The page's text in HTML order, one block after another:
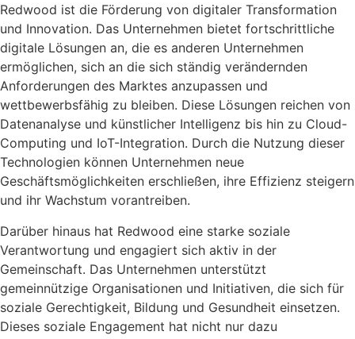
Redwood ist die Förderung von digitaler Transformation
und Innovation. Das Unternehmen bietet fortschrittliche
digitale Lösungen an, die es anderen Unternehmen
ermöglichen, sich an die sich ständig verändernden
Anforderungen des Marktes anzupassen und
wettbewerbsfähig zu bleiben. Diese Lösungen reichen von
Datenanalyse und künstlicher Intelligenz bis hin zu Cloud-
Computing und IoT-Integration. Durch die Nutzung dieser
Technologien können Unternehmen neue
Geschäftsmöglichkeiten erschließen, ihre Effizienz steigern
und ihr Wachstum vorantreiben.
Darüber hinaus hat Redwood eine starke soziale
Verantwortung und engagiert sich aktiv in der
Gemeinschaft. Das Unternehmen unterstützt
gemeinnützige Organisationen und Initiativen, die sich für
soziale Gerechtigkeit, Bildung und Gesundheit einsetzen.
Dieses soziale Engagement hat nicht nur dazu